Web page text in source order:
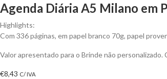
Agenda Diária A5 Milano em
Highlights:
Com 336 páginas, em papel branco 70g, papel
Valor apresentado para o Brinde não
€8,43 C/ IVA